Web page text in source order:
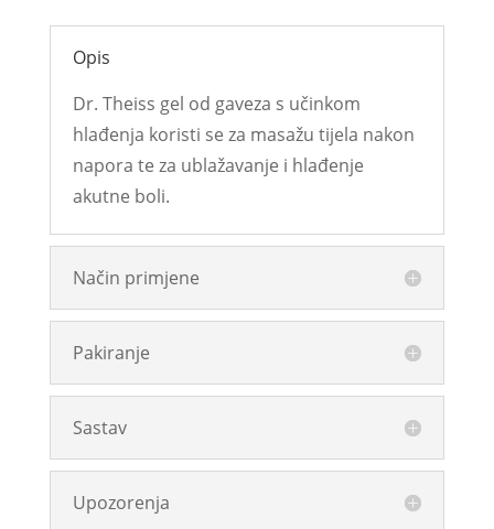
Opis
Dr. Theiss gel od gaveza s učinkom
hlađenja koristi se za masažu tijela nakon
napora te za ublažavanje i hlađenje
akutne boli.
Način primjene
Pakiranje
Sastav
Upozorenja